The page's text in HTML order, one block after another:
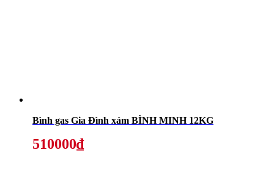
Bình gas Gia Đình xám BÌNH MINH 12KG
510000₫